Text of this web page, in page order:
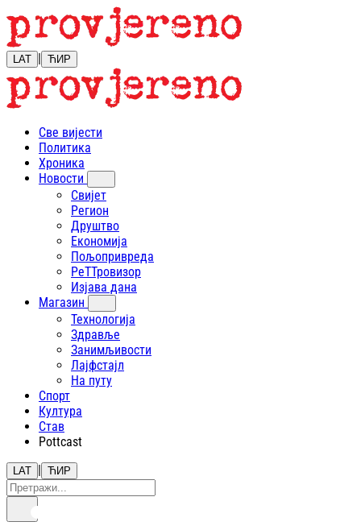
LAT | ЋИР
Све вијести
Политика
Хроника
Новости
Свијет
Регион
Друштво
Економија
Пољопривреда
РеТТровизор
Изјава дана
Магазин
Технологија
Здравље
Занимљивости
Лајфстajл
На путу
Спорт
Култура
Став
Pottcast
LAT | ЋИР